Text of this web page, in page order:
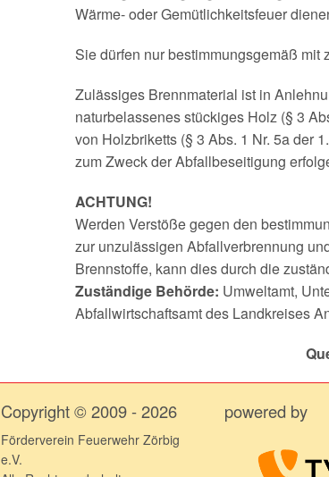
Wärme- oder Gemütlichkeitsfeuer
Sie dürfen nur bestimmungsgemäß
Zulässiges Brennmaterial ist in
naturbelassenes stückiges Holz (§ 3
von Holzbriketts (§ 3 Abs. 1 Nr. 5a der
zum Zweck der Abfallbeseitigung
ACHTUNG!
Werden Verstöße gegen den
zur unzulässigen Abfallverbrennung
Brennstoffe, kann dies durch die
Zuständige Behörde: Umweltamt,
Abfallwirtschaftsamt des Landkreises
Copyright © 2009 - 2026
Förderverein Feuerwehr Zörbig
e.V.
powered by